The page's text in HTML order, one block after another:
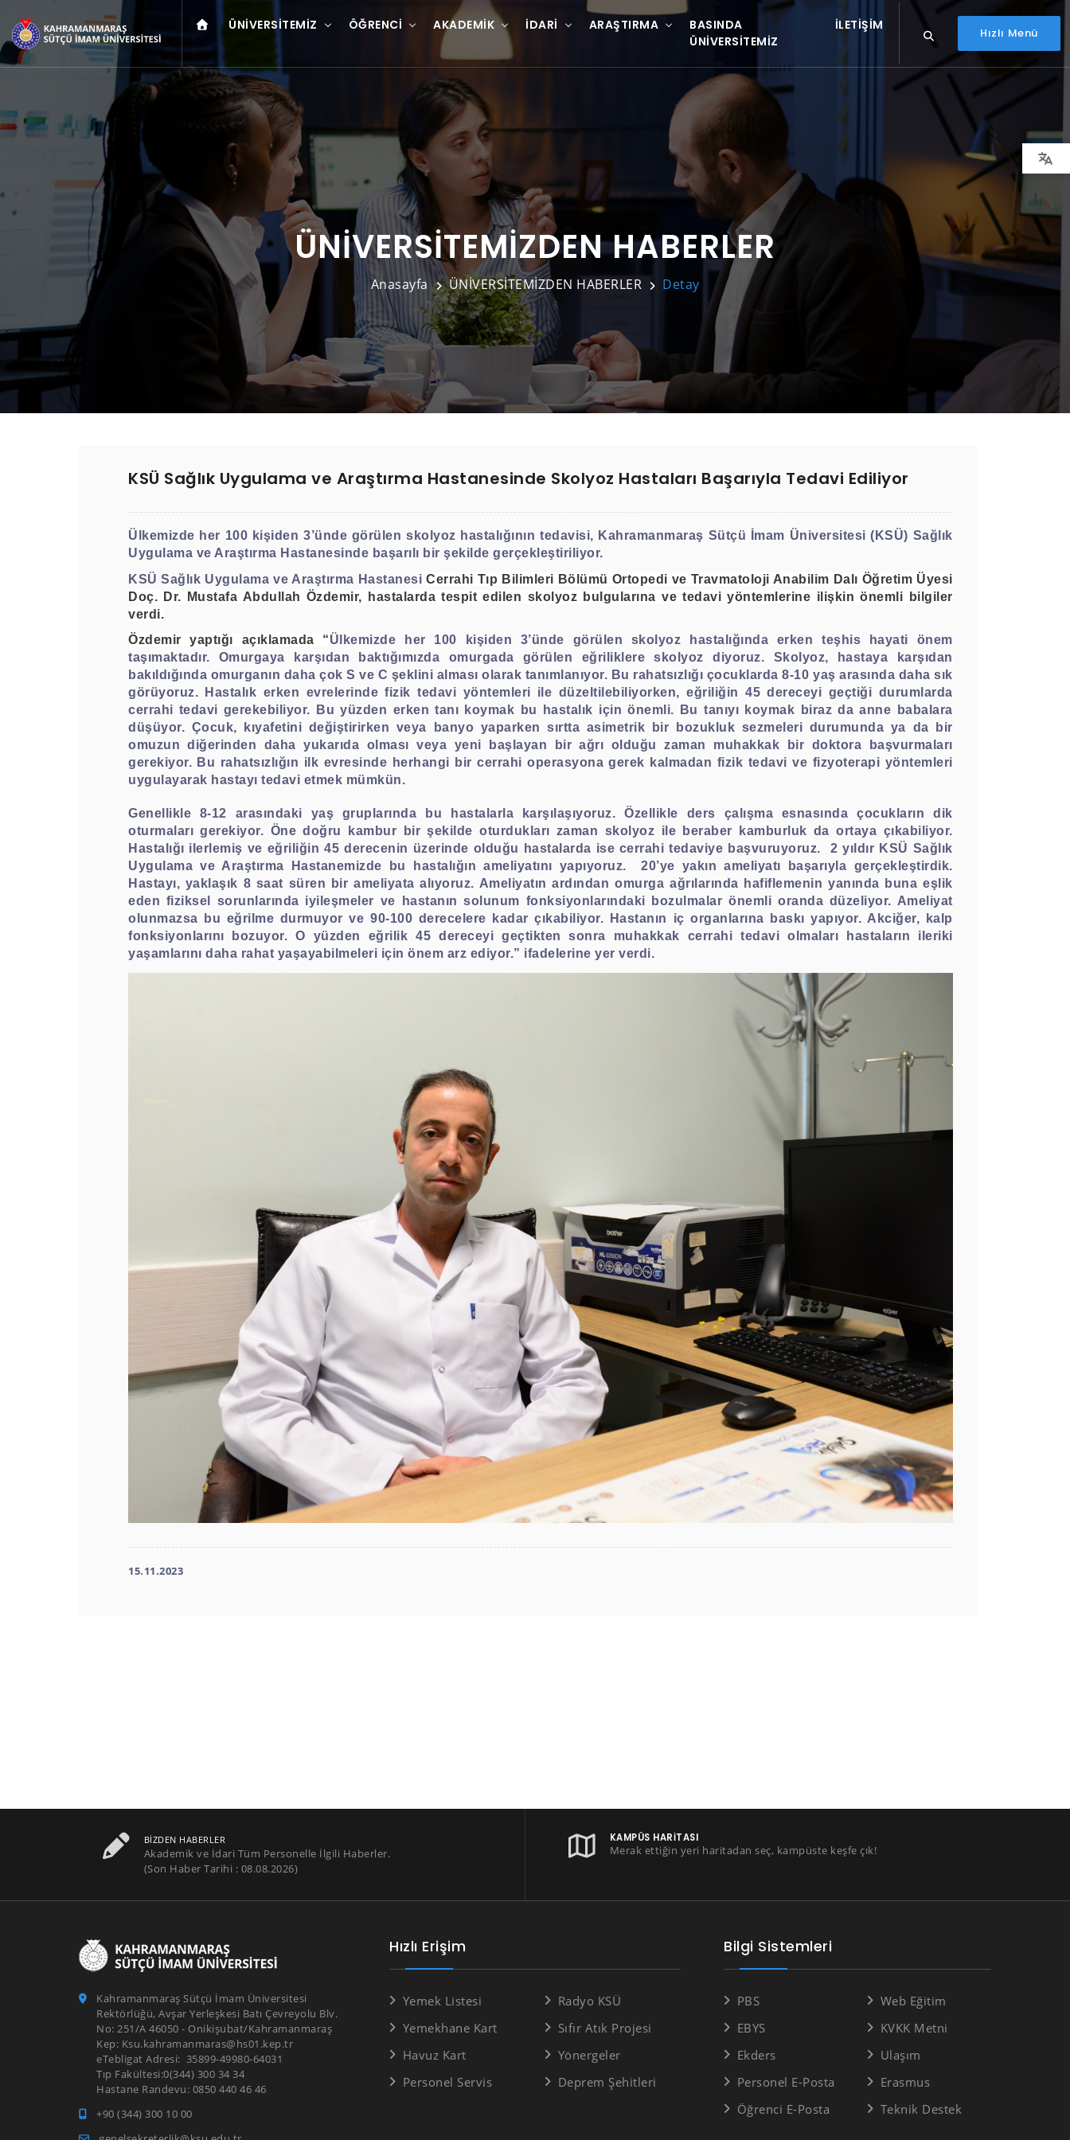
ÜNIVERSITEMIZ ÖĞRENCI AKADEMIK İDARI ARAŞTIRMA
BASINDA
ÜNIVERSITEMIZ
İLETIŞIM
Hızlı Menü
ÜNİVERSİTEMİZDEN HABERLER
Anasayfa ÜNİVERSİTEMİZDEN HABERLER Detay
KSÜ Sağlık Uygulama ve Araştırma Hastanesinde Skolyoz Hastaları Başarıyla Tedavi Ediliyor
Ülkemizde her 100 kişiden 3’ünde görülen skolyoz hastalığının tedavisi, Kahramanmaraş Sütçü İmam Üniversitesi (KSÜ) Sağlık
Uygulama ve Araştırma Hastanesinde başarılı bir şekilde gerçekleştiriliyor.
KSÜ Sağlık Uygulama ve Araştırma Hastanesi Cerrahi Tıp Bilimleri Bölümü Ortopedi ve Travmatoloji Anabilim Dalı Öğretim Üyesi
Doç. Dr. Mustafa Abdullah Özdemir, hastalarda tespit edilen skolyoz bulgularına ve tedavi yöntemlerine ilişkin önemli bilgiler
verdi.
Özdemir yaptığı açıklamada “Ülkemizde her 100 kişiden 3’ünde görülen skolyoz hastalığında erken teşhis hayati önem
taşımaktadır. Omurgaya karşıdan baktığımızda omurgada görülen eğriliklere skolyoz diyoruz. Skolyoz, hastaya karşıdan
bakıldığında omurganın daha çok S ve C şeklini alması olarak tanımlanıyor. Bu rahatsızlığı çocuklarda 8-10 yaş arasında daha sık
görüyoruz. Hastalık erken evrelerinde fizik tedavi yöntemleri ile düzeltilebiliyorken, eğriliğin 45 dereceyi geçtiği durumlarda
cerrahi tedavi gerekebiliyor. Bu yüzden erken tanı koymak bu hastalık için önemli. Bu tanıyı koymak biraz da anne babalara
düşüyor. Çocuk, kıyafetini değiştirirken veya banyo yaparken sırtta asimetrik bir bozukluk sezmeleri durumunda ya da bir
omuzun diğerinden daha yukarıda olması veya yeni başlayan bir ağrı olduğu zaman muhakkak bir doktora başvurmaları
gerekiyor. Bu rahatsızlığın ilk evresinde herhangi bir cerrahi operasyona gerek kalmadan fizik tedavi ve fizyoterapi yöntemleri
uygulayarak hastayı tedavi etmek mümkün.
Genellikle 8-12 arasındaki yaş gruplarında bu hastalarla karşılaşıyoruz. Özellikle ders çalışma esnasında çocukların dik
oturmaları gerekiyor. Öne doğru kambur bir şekilde oturdukları zaman skolyoz ile beraber kamburluk da ortaya çıkabiliyor.
Hastalığı ilerlemiş ve eğriliğin 45 derecenin üzerinde olduğu hastalarda ise cerrahi tedaviye başvuruyoruz.
2 yıldır KSÜ Sağlık
Uygulama ve Araştırma Hastanemizde bu hastalığın ameliyatını yapıyoruz.
20’ye yakın ameliyatı başarıyla gerçekleştirdik.
Hastayı, yaklaşık 8 saat süren bir ameliyata alıyoruz. Ameliyatın ardından omurga ağrılarında hafiflemenin yanında buna eşlik
eden fiziksel sorunlarında iyileşmeler ve hastanın solunum fonksiyonlarındaki bozulmalar önemli oranda düzeliyor. Ameliyat
olunmazsa bu eğrilme durmuyor ve 90-100 derecelere kadar çıkabiliyor. Hastanın iç organlarına baskı yapıyor. Akciğer, kalp
fonksiyonlarını bozuyor. O yüzden eğrilik 45 dereceyi geçtikten sonra muhakkak cerrahi tedavi olmaları hastaların ileriki
yaşamlarını daha rahat yaşayabilmeleri için önem arz ediyor.” ifadelerine yer verdi.
15.11.2023
BIZDEN HABERLER
Akademik ve İdari Tüm Personelle İlgili Haberler.
(Son Haber Tarihi : 08.08.2026)
KAMPÜS HARITASI
Merak ettiğin yeri haritadan seç, kampüste keşfe çık!
Kahramanmaraş Sütçü İmam Üniversitesi
Rektörlüğü, Avşar Yerleşkesi Batı Çevreyolu Blv.
No: 251/A 46050 - Onikişubat/Kahramanmaraş
Kep: Ksu.kahramanmaras@hs01.kep.tr
eTebligat Adresi: 35899-49980-64031
Tıp Fakültesi:0(344) 300 34 34
Hastane Randevu: 0850 440 46 46
+90 (344) 300 10 00
Hızlı Erişim
Yemek Listesi
Yemekhane Kart
Havuz Kart
Personel Servis
Radyo KSÜ
Sıfır Atık Projesi
Yönergeler
Deprem Şehitleri
Bilgi Sistemleri
PBS
EBYS
Ekders
Personel E-Posta
Öğrenci E-Posta
Web Eğitim
KVKK Metni
Ulaşım
Erasmus
Teknik Destek